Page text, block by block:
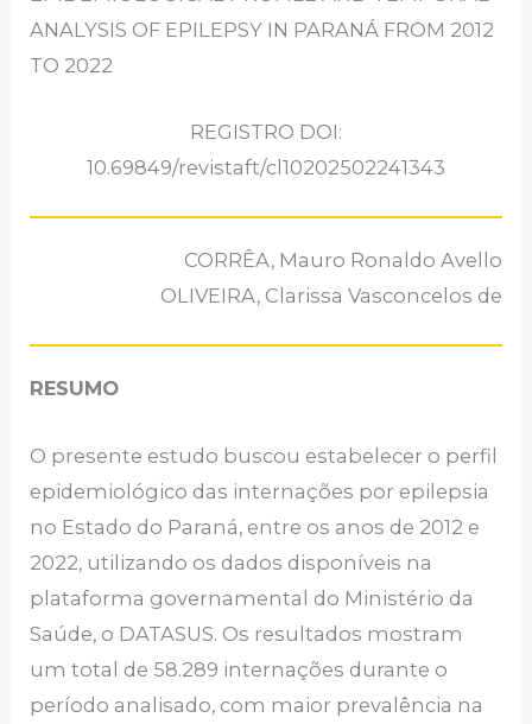
ANALYSIS OF EPILEPSY IN PARANÁ FROM 2012
TO 2022
REGISTRO DOI:
10.69849/revistaft/cl10202502241343
CORRÊA, Mauro Ronaldo Avello
OLIVEIRA, Clarissa Vasconcelos de
RESUMO
O presente estudo buscou estabelecer o perfil
epidemiológico das internações por epilepsia
no Estado do Paraná, entre os anos de 2012 e
2022, utilizando os dados disponíveis na
plataforma governamental do Ministério da
Saúde, o DATASUS. Os resultados mostram
um total de 58.289 internações durante o
período analisado, com maior prevalência na